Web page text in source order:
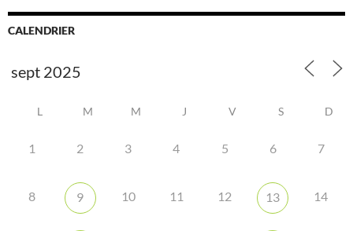
CALENDRIER
L M M J V S D
1 2 3 4 5 6 7
8 9 10 11 12 13 14